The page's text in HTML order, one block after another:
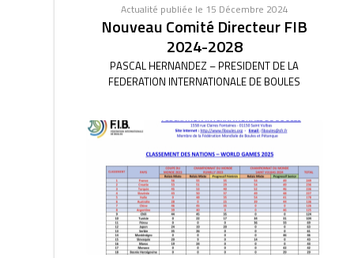
Actualité publiée le 15 Décembre 2024
Nouveau Comité Directeur FIB
2024-2028
PASCAL HERNANDEZ – PRESIDENT DE LA
FEDERATION INTERNATIONALE DE BOULES